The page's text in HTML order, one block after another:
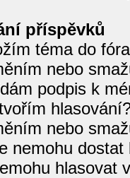
příspěvků
téma do
nebo
podpis k
nebo
nemohu dostat
hlasovat